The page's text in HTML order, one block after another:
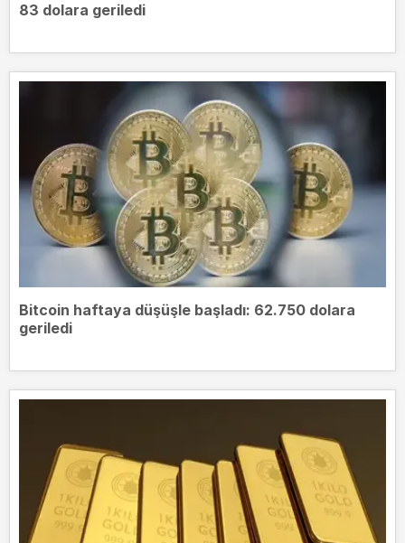
83 dolara geriledi
Bitcoin haftaya düşüşle başladı: 62.750 dolara
geriledi